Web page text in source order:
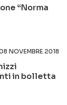
“Norma
NOVEMBRE 2018
in bolletta